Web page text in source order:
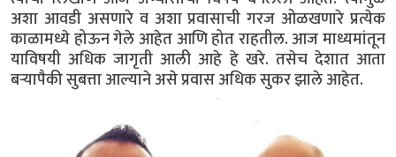
अशा आवडी असणारे व अशा प्रवासाची गरज ओळखणारे प्रत्येक
काळामध्ये होऊन गेले आहेत आणि होत राहतील. आज माध्यमांतून
याविषयी अधिक जागृती आली आहे हे खरे. तसेच देशात आता
बऱ्यापैकी सुबत्ता आल्याने असे प्रवास अधिक सुकर झाले आहेत.